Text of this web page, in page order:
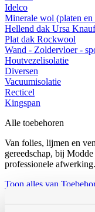
Idelco
Minerale wol (platen
Hellend dak Ursa
Plat dak Rockwool
Wand - Zoldervloer -
Houtvezelisolatie
Diversen
Vacuumisolatie
Recticel
Kingspan
Alle toebehoren
Van folies, lijmen en
gereedschap, bij
professionele afwerking.
Toon alles van
Toebehoren voor dak